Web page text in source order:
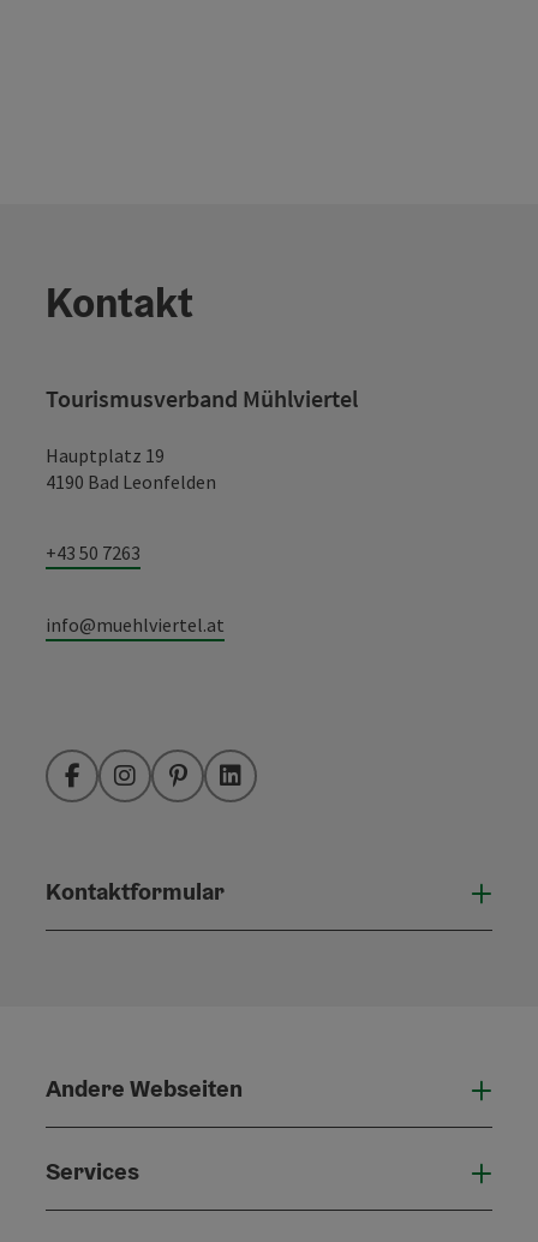
Kontakt
Tourismusverband Mühlviertel
Hauptplatz 19
4190 Bad Leonfelden
+43 50 7263
info@muehlviertel.at
FacebookInstagramPinterestLinkedIn
Kontaktformular
Andere Webseiten
Services